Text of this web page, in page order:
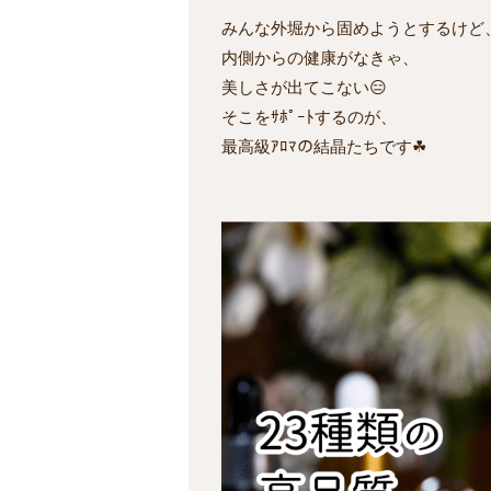
みんな外堀から固めようとするけど
内側からの健康がなきゃ、
美しさが出てこない😑
そこをｻﾎﾟｰﾄするのが、
最高級ｱﾛﾏの結晶たちです☘